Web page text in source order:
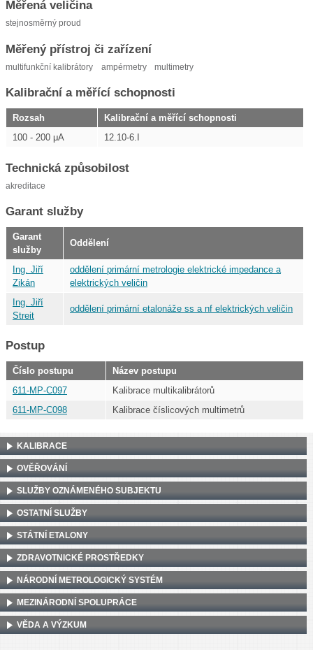
Měřená veličina
stejnosměrný proud
Měřený přístroj či zařízení
multifunkční kalibrátory ampérmetry multimetry
Kalibrační a měřící schopnosti
Rozsah
Kalibrační a měřící schopnosti
100 - 200 μA
12.10-6.I
Technická způsobilost
akreditace
Garant služby
Garant
služby
Oddělení
Ing. Jiří
Zikán
oddělení primární metrologie elektrické impedance a
elektrických veličin
Ing. Jiří
Streit
oddělení primární etalonáže ss a nf elektrických veličin
Postup
Číslo postupu
Název postupu
611-MP-C097
Kalibrace multikalibrátorů
611-MP-C098
Kalibrace číslicových multimetrů
KALIBRACE
OVĚŘOVÁNÍ
SLUŽBY OZNÁMENÉHO SUBJEKTU
OSTATNÍ SLUŽBY
STÁTNÍ ETALONY
ZDRAVOTNICKÉ PROSTŘEDKY
NÁRODNÍ METROLOGICKÝ SYSTÉM
MEZINÁRODNÍ SPOLUPRÁCE
VĚDA A VÝZKUM